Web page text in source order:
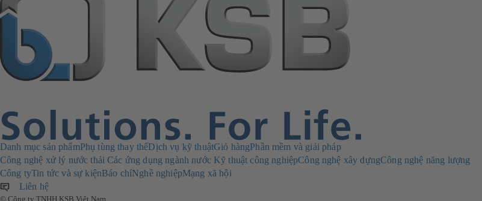
Danh mục sản phẩmPhụ tùng thay thếDịch vụ kỹ thuậtGiỏ hàngPhần mềm và giải pháp
Công nghệ xử lý nước thảiCác ứng dụng ngành nước Kỹ thuật công nghiệpCông nghệ xây dựngCông nghệ năng lượng
Công tyTin tức và sự kiệnBáo chíNghề nghiệpMạng xã hội
Liên hệ
© Công ty TNHH KSB Việt Nam